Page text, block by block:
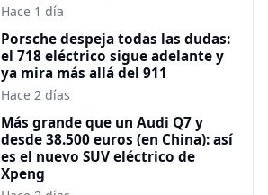
Hace 1 día
Porsche despeja todas las dudas:
el 718 eléctrico sigue adelante y
ya mira más allá del 911
Hace 2 días
Más grande que un Audi Q7 y
desde 38.500 euros (en China): así
es el nuevo SUV eléctrico de
Xpeng